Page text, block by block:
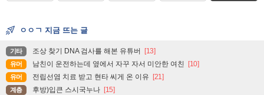
ㅇㅇㄱ 지금 뜨는 글
기타 조상 찾기 DNA 검사를 해본 유튜버 [13]
유머 남친이 운전하는데 옆에서 자꾸 자서 미안한 여친 [10]
유머 전립선염 치료 받고 현타 씨게 온 이유 [21]
계층 후방)입큰 스시국누나 [15]